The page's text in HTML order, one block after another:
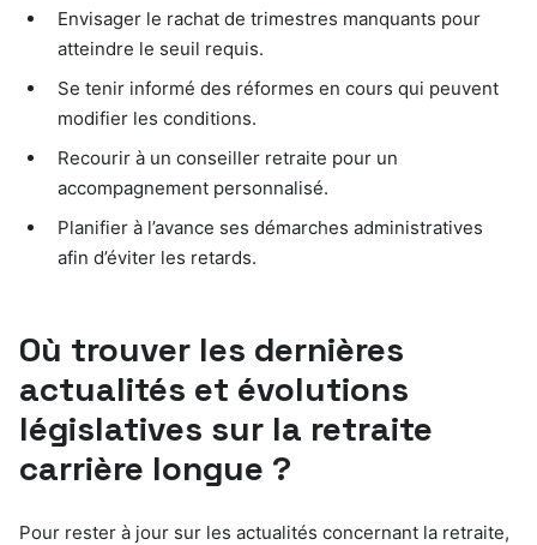
Envisager le rachat de trimestres manquants pour
atteindre le seuil requis.
Se tenir informé des réformes en cours qui peuvent
modifier les conditions.
Recourir à un conseiller retraite pour un
accompagnement personnalisé.
Planifier à l’avance ses démarches administratives
afin d’éviter les retards.
Où trouver les dernières
actualités et évolutions
législatives sur la retraite
carrière longue ?
Pour rester à jour sur les actualités concernant la retraite,